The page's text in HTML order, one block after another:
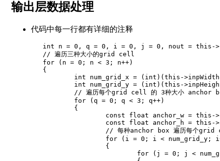
输出层数据处理
代码中每一行都有详细的注释
int n = 0 , q = 0 , i = 0 , j = 0 , nout = this ->
// 遍历三种大小的grid cell
for
( n = 0 ; n < 3 ; n++)
{
int num_grid_x = ( int ) ( this ->
int num_grid_y = ( int ) ( this ->
// 遍历每个grid cell 的 3种大小 anchor
for
( q = 0 ; q < 3 ; q++)
{
const
float anchor_w = this ->
const
float anchor_h = this ->
// 每种anchor box 遍历每个
for
( i = 0 ; i < num_grid_y ; i
{
for
( j = 0 ; j <